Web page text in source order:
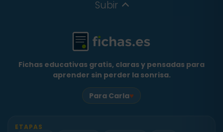
Subir
Fichas educativas gratis, claras y pensadas para
aprender sin perder la sonrisa.
Para Carla♥
ETAPAS